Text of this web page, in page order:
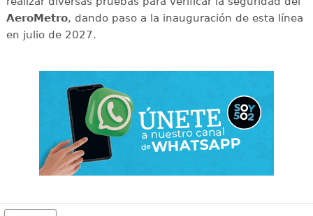
AeroMetro, dando paso a la inauguración de esta línea
en julio de 2027.